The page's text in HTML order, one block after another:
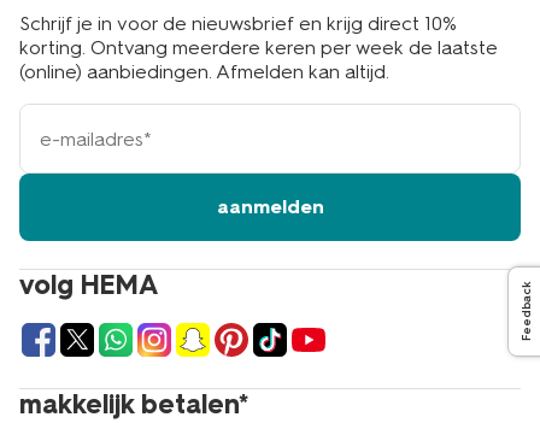
volg HEMA
makkelijk betalen*
Schrijf je in voor de nieuwsbrief en krijg direct 10%
korting. Ontvang meerdere keren per week de laatste
(online) aanbiedingen. Afmelden kan altijd.
e-
mailadres
aanmelden
Feedback